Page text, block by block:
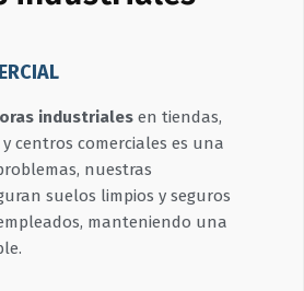
industriales en tiendas,
centros comerciales es una
nuestras
suelos limpios y seguros
manteniendo una